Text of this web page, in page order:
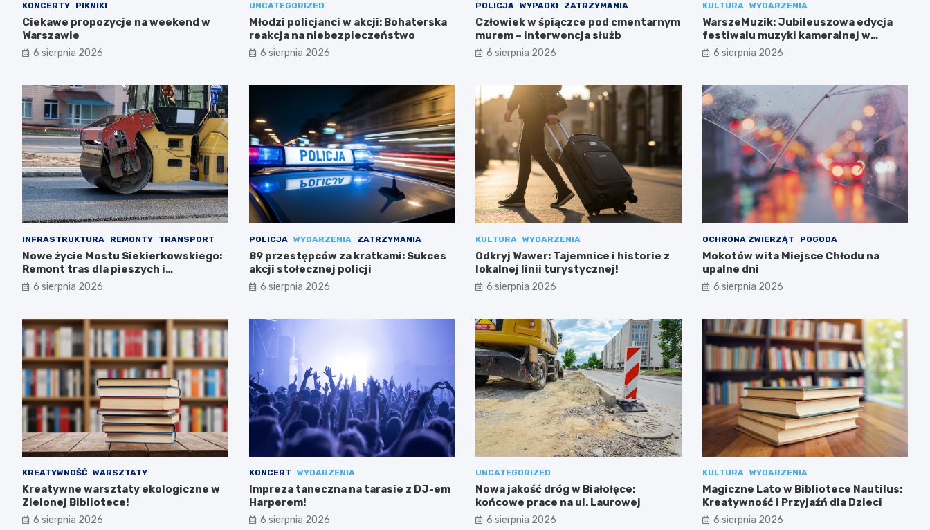
KONCERTY PIKNIKI
Ciekawe propozycje na weekend w
Warszawie
6 sierpnia 2026
UNCATEGORIZED
Młodzi policjanci w akcji: Bohaterska
reakcja na niebezpieczeństwo
6 sierpnia 2026
POLICJA WYPADKI ZATRZYMANIA
Człowiek w śpiączce pod cmentarnym
murem – interwencja służb
6 sierpnia 2026
KULTURA WYDARZENIA
WarszeMuzik: Jubileuszowa edycja
festiwalu muzyki kameralnej w
Warszawie
6 sierpnia 2026
INFRASTRUKTURA REMONTY TRANSPORT
Nowe życie Mostu Siekierkowskiego:
Remont tras dla pieszych i
rowerzystów
6 sierpnia 2026
POLICJA WYDARZENIA ZATRZYMANIA
89 przestępców za kratkami: Sukces
akcji stołecznej policji
6 sierpnia 2026
KULTURA WYDARZENIA
Odkryj Wawer: Tajemnice i historie z
lokalnej linii turystycznej!
6 sierpnia 2026
OCHRONA ZWIERZĄT POGODA
Mokotów wita Miejsce Chłodu na
upalne dni
6 sierpnia 2026
KREATYWNOŚĆ WARSZTATY
Kreatywne warsztaty ekologiczne w
Zielonej Bibliotece!
6 sierpnia 2026
KONCERT WYDARZENIA
Impreza taneczna na tarasie z DJ-em
Harperem!
6 sierpnia 2026
UNCATEGORIZED
Nowa jakość dróg w Białołęce:
końcowe prace na ul. Laurowej
6 sierpnia 2026
KULTURA WYDARZENIA
Magiczne Lato w Bibliotece Nautilus:
Kreatywność i Przyjaźń dla Dzieci
6 sierpnia 2026